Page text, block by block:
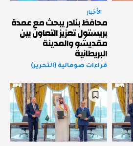
الأخبار
محافظ بنادر يبحث مع عمدة
بريستول تعزيز التعاون بين
مقديشو والمدينة
البريطانية
قراءات صومالية (التحرير)